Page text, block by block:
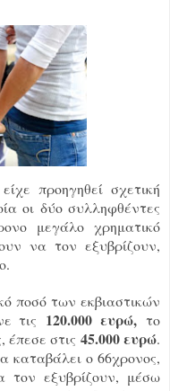
είχε προηγηθεί σχετική
οι δύο συλληφθέντες
μεγάλο χρηματικό
να τον εξυβρίζουν,
ποσό των εκβιαστικών
τις 120.000 ευρώ, το
έπεσε στις 45.000 ευρώ.
ο 66χρονος,
τον εξυβρίζουν, μέσω